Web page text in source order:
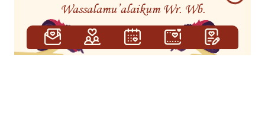
Wassalamu’alaikum Wr. Wb.